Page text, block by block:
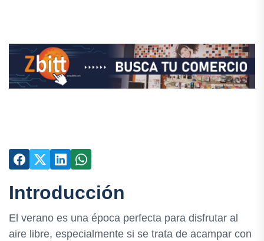
Introducción
El verano es una época perfecta para disfrutar al
aire libre, especialmente si se trata de acampar con